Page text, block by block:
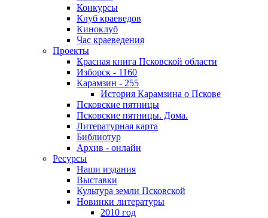
Конкурсы
Клуб краеведов
Киноклуб
Час краеведения
Проекты
Красная книга Псковской области
Изборск - 1160
Карамзин - 255
История Карамзина о Пскове
Псковские пятницы
Псковские пятницы. Дома.
Литературная карта
Библиотур
Архив - онлайн
Ресурсы
Наши издания
Выставки
Культура земли Псковской
Новинки литературы
2010 год